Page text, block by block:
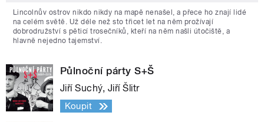
Lincolnův ostrov nikdo nikdy na mapě nenašel, a přece ho znají lidé
na celém světě. Už déle než sto třicet let na něm prožívají
dobrodružství s pěticí trosečníků, kteří na něm našli útočiště, a
hlavně nejedno tajemství.
Půlnoční párty S+Š
Jiří Suchý, Jiří Šlitr
Koupit